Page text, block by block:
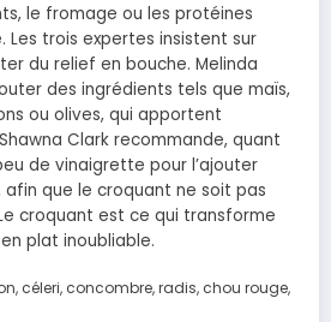
le fromage ou les protéines
Les trois expertes insistent sur
du relief en bouche. Melinda
des ingrédients tels que maïs,
ou olives, qui apportent
Clark recommande, quant
de vinaigrette pour l’ajouter
que le croquant ne soit pas
croquant est ce qui transforme
plat inoubliable.
céleri, concombre, radis, chou rouge,